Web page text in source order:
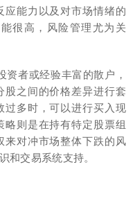
能力以及对市场情绪的
很高，风险管理尤为关
资者或经验丰富的散户，
之间的价格差异进行套
过多时，可以进行买入现
则是在持有特定股票组
来对冲市场整体下跌的风
和交易系统支持。